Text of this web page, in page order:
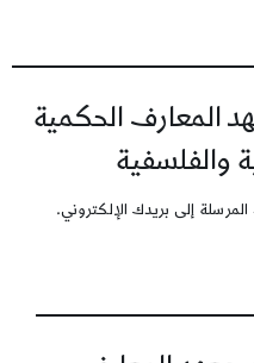
المعارف الحكمية
والفلسفية
إلى بريدك الإلكتروني.